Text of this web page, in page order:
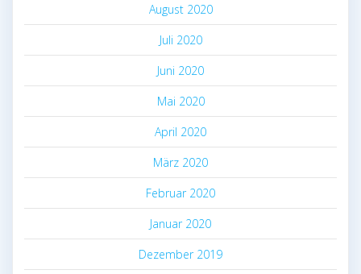
August 2020
Juli 2020
Juni 2020
Mai 2020
April 2020
März 2020
Februar 2020
Januar 2020
Dezember 2019